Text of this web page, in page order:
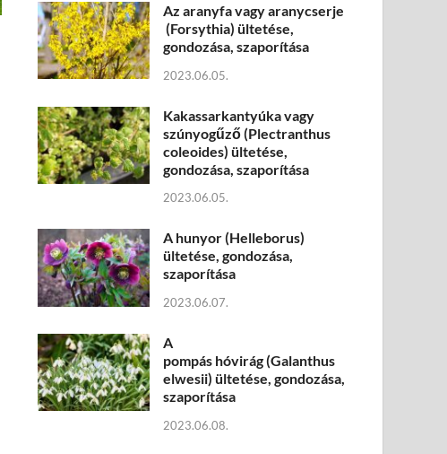
Az aranyfa vagy aranycserje
(Forsythia) ültetése,
gondozása, szaporítása
2023.06.05.
Kakassarkantyúka vagy
szúnyogűző (Plectranthus
coleoides) ültetése,
gondozása, szaporítása
2023.06.05.
A hunyor (Helleborus)
ültetése, gondozása,
szaporítása
2023.06.07.
A
pompás hóvirág (Galanthus
elwesii) ültetése, gondozása,
szaporítása
2023.06.08.